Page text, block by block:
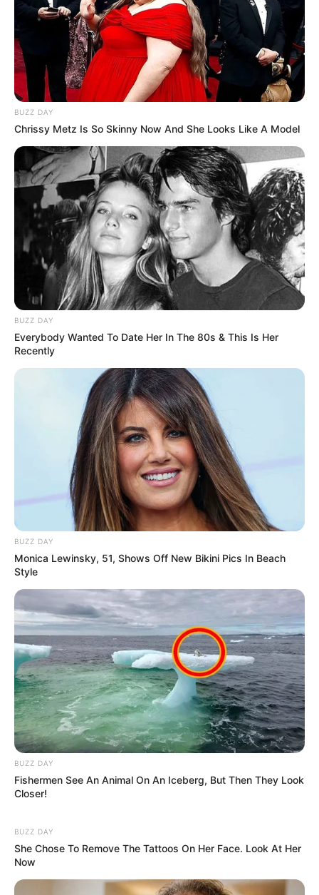
BUZZ DAY
Chrissy Metz Is So Skinny Now And She Looks Like A Model
BUZZ DAY
Everybody Wanted To Date Her In The 80s & This Is Her
Recently
BUZZ DAY
Monica Lewinsky, 51, Shows Off New Bikini Pics In Beach
Style
BUZZ DAY
Fishermen See An Animal On An Iceberg, But Then They Look
Closer!
BUZZ DAY
She Chose To Remove The Tattoos On Her Face. Look At Her
Now